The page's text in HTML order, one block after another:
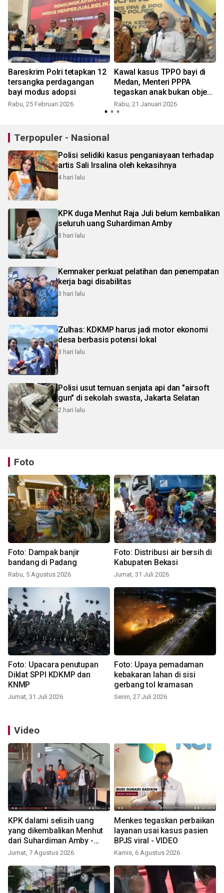
Bareskrim Polri tetapkan 12
tersangka perdagangan
bayi modus adopsi
Rabu, 25 Februari 2026
Kawal kasus TPPO bayi di
Medan, Menteri PPPA
tegaskan anak bukan objek
transaksi
Rabu, 21 Januari 2026
Terpopuler - Nasional
Polisi selidiki kasus penganiayaan terhadap
artis Sali Irsalina oleh kekasihnya
4 hari lalu
KPK duga Menhut Raja Juli belum kembalikan
seluruh uang Suhardiman Amby
3 hari lalu
Kemnaker perkuat pelatihan dan penempatan
kerja bagi disabilitas
3 hari lalu
Zulhas: KDKMP harus jadi motor ekonomi
desa berbasis potensi lokal
3 hari lalu
Polisi usut temuan senjata api dan "airsoft
gun" di sekolah swasta, Jakarta Selatan
2 hari lalu
Foto
Foto: Dampak banjir
bandang di Padang
Rabu, 5 Agustus 2026
Foto: Distribusi air bersih di
Kabupaten Bekasi
Jumat, 31 Juli 2026
Foto: Upacara penutupan
Diklat SPPI KDKMP dan
KNMP
Jumat, 31 Juli 2026
Foto: Upaya pemadaman
kebakaran lahan di sisi
gerbang tol kramasan
Senin, 27 Juli 2026
Video
KPK dalami selisih uang
yang dikembalikan Menhut
dari Suhardiman Amby -
VIDEO
Jumat, 7 Agustus 2026
Menkes tegaskan perbaikan
layanan usai kasus pasien
BPJS viral - VIDEO
Kamis, 6 Agustus 2026